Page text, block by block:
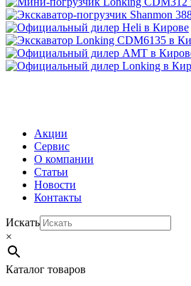
Акции
Сервис
О компании
Статьи
Новости
Контакты
Искать
×
Каталог товаров